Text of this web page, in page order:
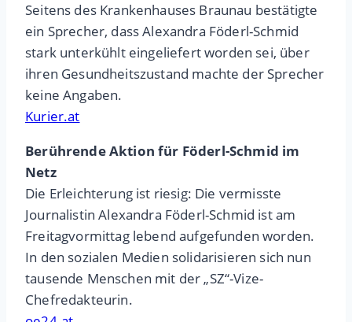
Seitens des Krankenhauses Braunau bestätigte
ein Sprecher, dass Alexandra Föderl-Schmid
stark unterkühlt eingeliefert worden sei, über
ihren Gesundheitszustand machte der Sprecher
keine Angaben.
Kurier.at
Berührende Aktion für Föderl-Schmid im
Netz
Die Erleichterung ist riesig: Die vermisste
Journalistin Alexandra Föderl-Schmid ist am
Freitagvormittag lebend aufgefunden worden.
In den sozialen Medien solidarisieren sich nun
tausende Menschen mit der „SZ“-Vize-
Chefredakteurin.